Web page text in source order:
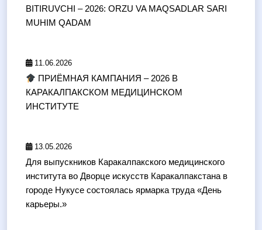
BITIRUVCHI – 2026: ORZU VA MAQSADLAR SARI
MUHIM QADAM
11.06.2026
ПРИЁМНАЯ КАМПАНИЯ – 2026 В
КАРАКАЛПАКСКОМ МЕДИЦИНСКОМ
ИНСТИТУТЕ
13.05.2026
Для выпускников Каракалпакского медицинского
института во Дворце искусств Каракалпакстана в
городе Нукусе состоялась ярмарка труда «День
карьеры.»